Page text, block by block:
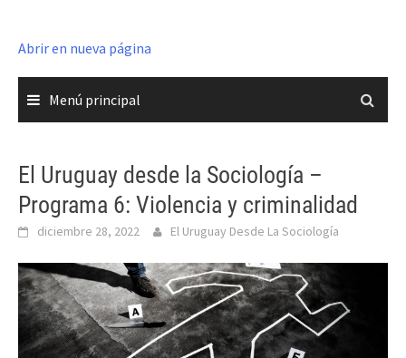
Abrir en nueva página
Menú principal
El Uruguay desde la Sociología –
Programa 6: Violencia y criminalidad
diciembre 28, 2022 El Uruguay Desde La Sociología